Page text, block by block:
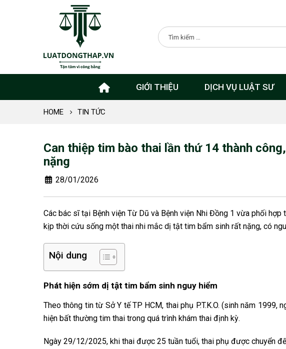
GIỚI THIỆU DỊCH VỤ LUẬT SƯ
HOME TIN TỨC
Can thiệp tim bào thai lần thứ 14 thành
nặng
28/01/2026
Các bác sĩ tại Bệnh viện Từ Dũ và Bệnh viện Nhi Đồng 1 vừa phối
kịp thời cứu sống một thai nhi mắc dị tật tim bẩm sinh rất nặng, có
Nội dung
Phát hiện sớm dị tật tim bẩm sinh nguy hiểm
Theo thông tin từ Sở Y tế TP HCM, thai phụ P.T.K.O. (sinh năm
hiện bất thường tim thai trong quá trình khám thai định kỳ.
Ngày 29/12/2025, khi thai được 25 tuần tuổi, thai phụ được chuyển